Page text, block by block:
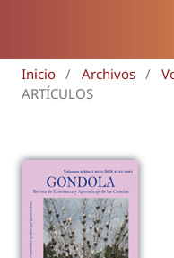
Inicio / Archivos /
ARTÍCULOS